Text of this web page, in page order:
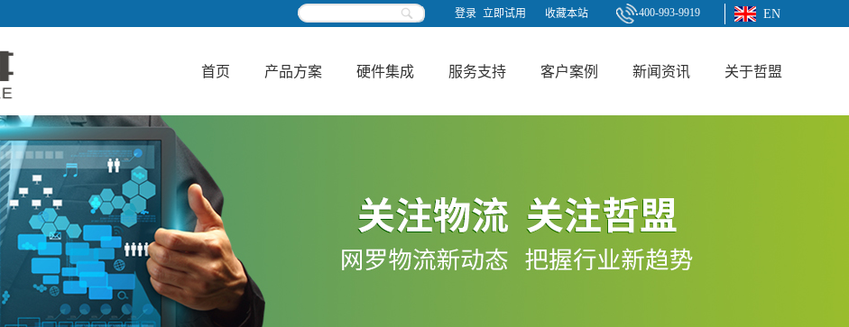
400-993-9919 EN
收藏本站
立即试用
登录
首页 产品方案 硬件集成 服务支持 客户案例 新闻资讯 关于哲盟